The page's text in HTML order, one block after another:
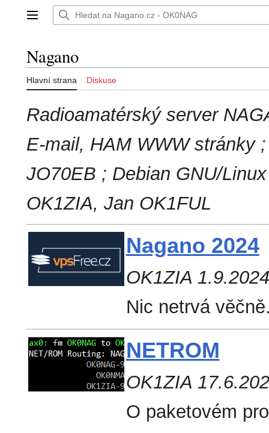
Hlavní menu
Nagano
Hlavní strana Diskuse
Radioamatérský server
E-mail, HAM WWW stránky
JO70EB ; Debian GNU/
OK1ZIA, Jan OK1FUL
Nagano 2024
OK1ZIA 1.9.2024
Nic netrvá
NETROM
OK1ZIA
O paketovém